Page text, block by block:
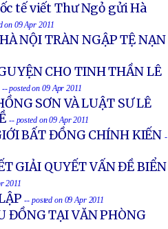
tế viết Thư Ngỏ gửi Hà
on 09 Apr 2011
NỘI TRÀN NGẬP TỆ NẠN
CHO TINH THẦN LÊ
-- posted on 09 Apr 2011
SƠN VÀ LUẬT SƯ LÊ
-- posted on 09 Apr 2011
BẤT ĐỒNG CHÍNH KIẾN -
GIẢI QUYẾT VẤN ĐỀ BIỂN
2011
-- posted on 09 Apr 2011
ĐỒNG TẠI VĂN PHÒNG